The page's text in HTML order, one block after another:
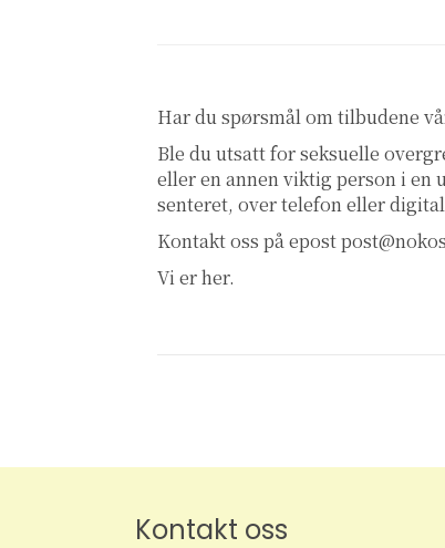
Har du spørsmål om tilbudene
Ble du utsatt for seksuelle
eller en annen viktig person i en
senteret, over telefon eller
Kontakt oss på epost
Vi er her.
Kontakt oss